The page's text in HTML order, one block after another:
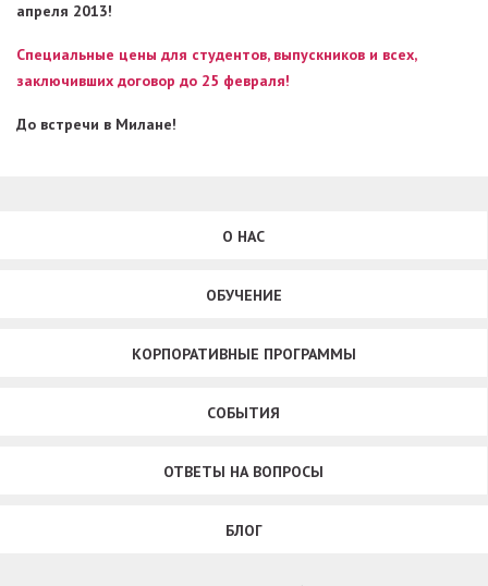
апреля 2013!
Специальные цены для студентов, выпускников и всех,
заключивших договор до 25 февраля!
До встречи в Милане!
О НАС
ОБУЧЕНИЕ
КОРПОРАТИВНЫЕ ПРОГРАММЫ
СОБЫТИЯ
ОТВЕТЫ НА ВОПРОСЫ
БЛОГ